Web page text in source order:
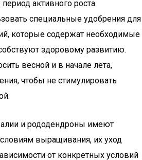
активного роста.
специальные удобрения для
которые содержат необходимые
здоровому развитию.
весной и в начале лета,
чтобы не стимулировать
и рододендроны имеют
выращивания, их уход
от конкретных условий